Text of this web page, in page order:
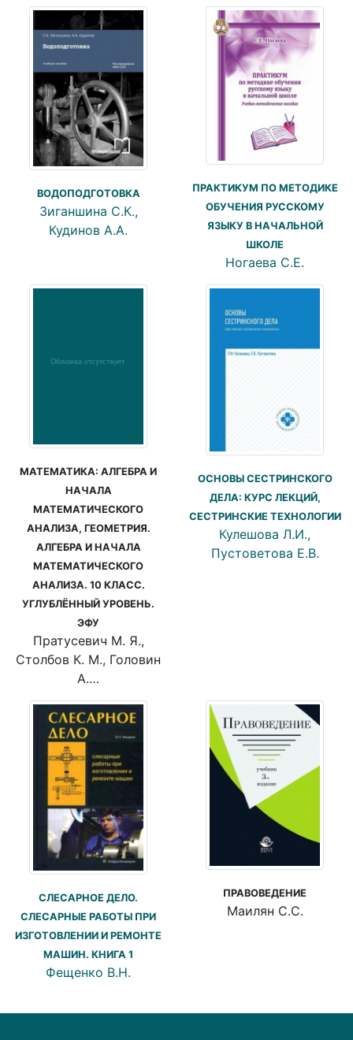
ВОДОПОДГОТОВКА
Зиганшина С.К.,
Кудинов А.А.
ПРАКТИКУМ ПО МЕТОДИКЕ
ОБУЧЕНИЯ РУССКОМУ
ЯЗЫКУ В НАЧАЛЬНОЙ
ШКОЛЕ
Ногаева С.Е.
МАТЕМАТИКА: АЛГЕБРА И
НАЧАЛА
МАТЕМАТИЧЕСКОГО
АНАЛИЗА, ГЕОМЕТРИЯ.
АЛГЕБРА И НАЧАЛА
МАТЕМАТИЧЕСКОГО
АНАЛИЗА. 10 КЛАСС.
УГЛУБЛЁННЫЙ УРОВЕНЬ.
ЭФУ
Пратусевич М. Я.,
Столбов К. М., Головин
А.…
ОСНОВЫ СЕСТРИНСКОГО
ДЕЛА: КУРС ЛЕКЦИЙ,
СЕСТРИНСКИЕ ТЕХНОЛОГИИ
Кулешова Л.И.,
Пустоветова Е.В.
СЛЕСАРНОЕ ДЕЛО.
СЛЕСАРНЫЕ РАБОТЫ ПРИ
ИЗГОТОВЛЕНИИ И РЕМОНТЕ
МАШИН. КНИГА 1
Фещенко В.Н.
ПРАВОВЕДЕНИЕ
Маилян С.С.